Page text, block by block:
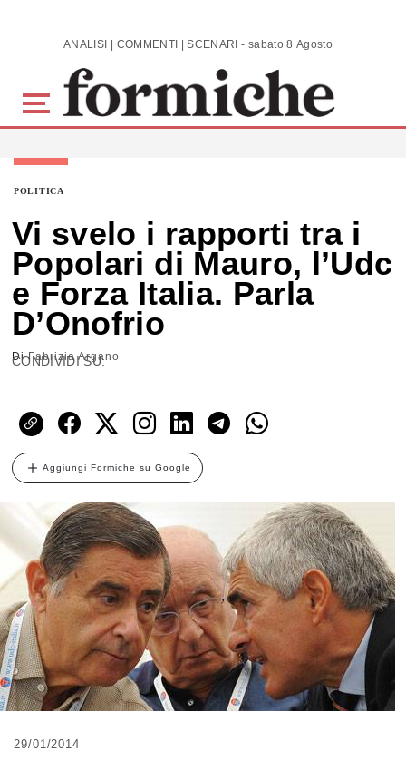
Skip to main content ANALISI | COMMENTI | SCENARI - sabato 8 Agosto 2026
POLITICA
Vi svelo i rapporti tra i
Popolari di Mauro, l’Udc
e Forza Italia. Parla
D’Onofrio
DiFabrizia Argano
CONDIVIDI SU:
Aggiungi Formiche su Google
29/01/2014